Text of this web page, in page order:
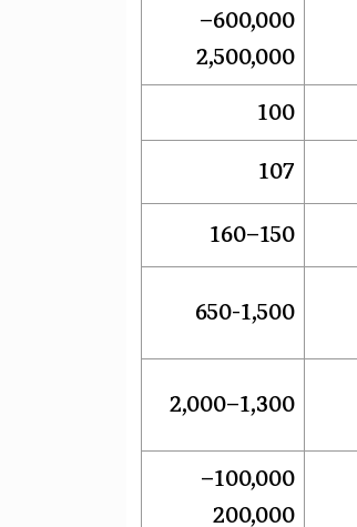
600,000–
2,500,000
100
107
150–160
650-1,500
1,300–2,000
100,000–
200,000